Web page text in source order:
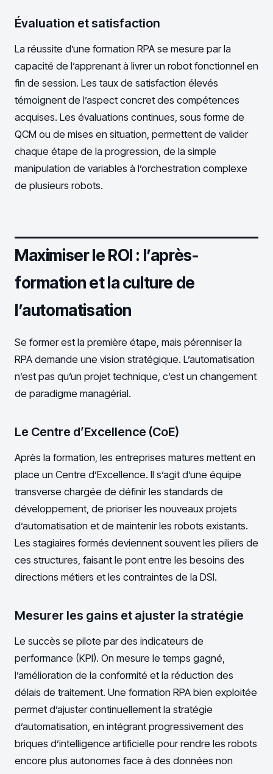
Évaluation et satisfaction
La réussite d’une formation RPA se mesure par la
capacité de l’apprenant à livrer un robot fonctionnel en
fin de session. Les taux de satisfaction élevés
témoignent de l’aspect concret des compétences
acquises. Les évaluations continues, sous forme de
QCM ou de mises en situation, permettent de valider
chaque étape de la progression, de la simple
manipulation de variables à l’orchestration complexe
de plusieurs robots.
Maximiser le ROI : l’après-
formation et la culture de
l’automatisation
Se former est la première étape, mais pérenniser la
RPA demande une vision stratégique. L’automatisation
n’est pas qu’un projet technique, c’est un changement
de paradigme managérial.
Le Centre d’Excellence (CoE)
Après la formation, les entreprises matures mettent en
place un Centre d’Excellence. Il s’agit d’une équipe
transverse chargée de définir les standards de
développement, de prioriser les nouveaux projets
d’automatisation et de maintenir les robots existants.
Les stagiaires formés deviennent souvent les piliers de
ces structures, faisant le pont entre les besoins des
directions métiers et les contraintes de la DSI.
Mesurer les gains et ajuster la stratégie
Le succès se pilote par des indicateurs de
performance (KPI). On mesure le temps gagné,
l’amélioration de la conformité et la réduction des
délais de traitement. Une formation RPA bien exploitée
permet d’ajuster continuellement la stratégie
d’automatisation, en intégrant progressivement des
briques d’intelligence artificielle pour rendre les robots
encore plus autonomes face à des données non